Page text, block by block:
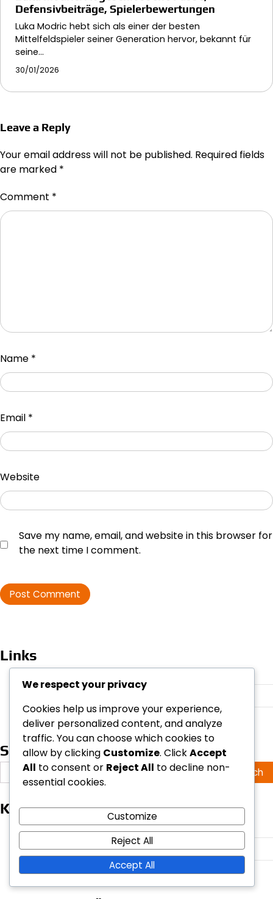
Defensivbeiträge, Spielerbewertungen
Luka Modric hebt sich als einer der besten
Mittelfeldspieler seiner Generation hervor, bekannt für
seine…
30/01/2026
Leave a Reply
Your email address will not be published. Required fields
are marked *
Comment *
Name *
Email *
Website
Save my name, email, and website in this browser for
the next time I comment.
Links
Über uns
Suche
Search
for:
Kategorien
Spielanalyse
Spielerstatistiken
Teamstrategien
We respect your privacy
Cookies help us improve your experience,
deliver personalized content, and analyze
traffic. You can choose which cookies to
allow by clicking Customize. ClickAccept
All to consent or Reject All to decline non-
essential cookies.
Customize
Reject All
Accept All